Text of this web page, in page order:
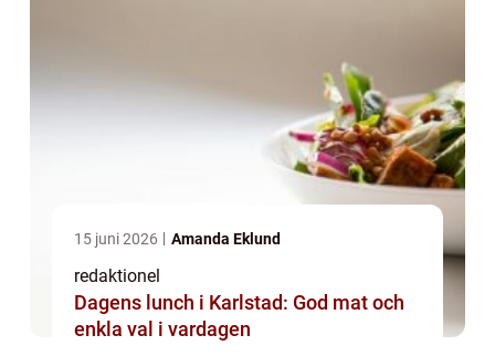
15 juni 2026 Amanda Eklund
redaktionel
Dagens lunch i Karlstad: God mat och
enkla val i vardagen